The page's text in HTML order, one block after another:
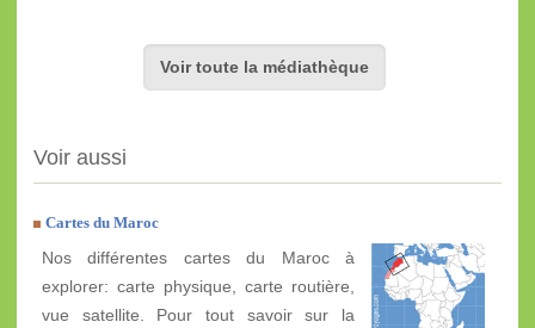
Voir toute la médiathèque
Voir aussi
Cartes du Maroc
Nos différentes cartes du Maroc à
explorer: carte physique, carte routière,
vue satellite. Pour tout savoir sur la